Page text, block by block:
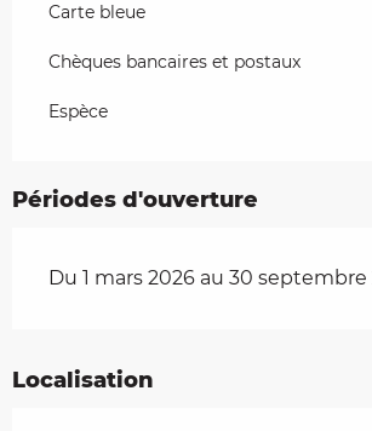
Carte bleue
Chèques bancaires et postaux
Espèce
Périodes d'ouverture
Du 1 mars 2026 au 30 septembre
Localisation